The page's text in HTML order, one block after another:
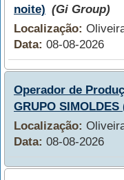
noite) (Gi Group)
Localização:
Data: 08-08-2026
Operador de
GRUPO
Localização:
Data: 08-08-2026